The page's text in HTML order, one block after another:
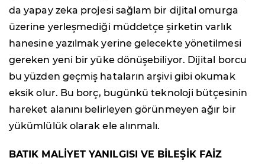
da yapay zeka projesi sağlam bir dijital omurga
üzerine yerleşmediği müddetçe şirketin varlık
hanesine yazılmak yerine gelecekte yönetilmesi
gereken yeni bir yüke dönüşebiliyor. Dijital borcu
bu yüzden geçmiş hataların arşivi gibi okumak
eksik olur. Bu borç, bugünkü teknoloji bütçesinin
hareket alanını belirleyen görünmeyen ağır bir
yükümlülük olarak ele alınmalı.
BATIK MALİYET YANILGISI VE BİLEŞİK FAİZ